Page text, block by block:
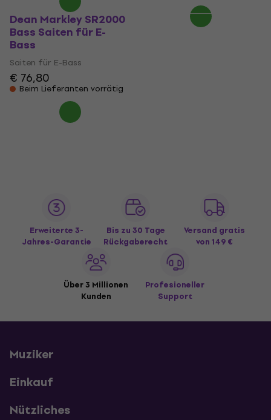
Dean Markley SR2000
Bass Saiten für E-
Bass
Saiten für E-Bass
€ 76,80
Beim Lieferanten vorrätig
Erweiterte 3-
Jahres-Garantie
Bis zu 30 Tage
Rückgaberecht
Versand gratis
von 149 €
Über 3 Millionen
Kunden
Profesioneller
Support
Muziker
Einkauf
Nützliches